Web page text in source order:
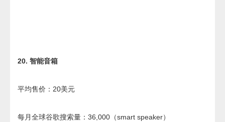
20. 智能音箱
平均售价：20美元
每月全球谷歌搜索量：36,000（smart speaker）